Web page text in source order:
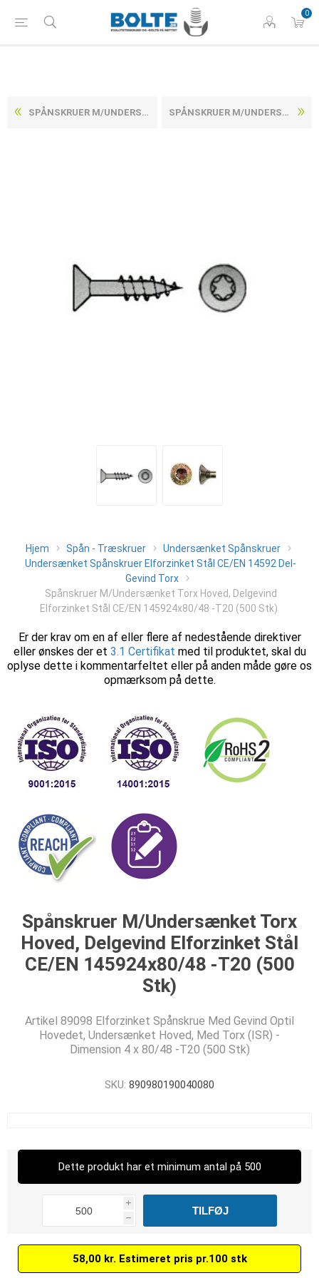
0
SPÅNSKRUER M/UNDERSÆNKET TORX HOVED, DELGEVIND ELFORZINKET STÅL CE/EN 145924X70/42 -T20 (200 STK) SPÅNSKRUER M/UNDERSÆNKET TORX HOVED, DELGEVIND ELFORZINKET STÅL CE/EN 145925X100/60 -T25 (200 STK)
Hjem Spån - Træskruer
Undersænket Spånskruer
Undersænket Spånskruer Elforzinket Stål CE/EN 14592 Del-
Gevind Torx
Spånskruer M/Undersænket Torx Hoved, Delgevind
Elforzinket Stål CE/EN 145924x80/48 -T20 (500 Stk)
Er der krav om en af eller flere af nedestående direktiver
eller ønskes der et 3.1 Certifikat med til produktet, skal du
oplyse dette i kommentarfeltet eller på anden måde gøre os
opmærksom på dette.
Spånskruer M/Undersænket Torx
Hoved, Delgevind Elforzinket Stål
CE/EN 145924x80/48 -T20 (500
Stk)
Artikel 89098 Elforzinket Spånskrue Med Gevind Optil
Hovedet, Undersænket Hoved, Med Torx (ISR) -
Dimension 4 x 80/48 -T20 (500 Stk)
SKU: 890980190040080
Dette produkt har et minimum antal på 500
i
h
58,00 kr. Estimeret pris pr.100 stk